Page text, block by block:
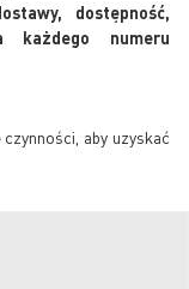
dostępność,
numeru
aby uzyskać